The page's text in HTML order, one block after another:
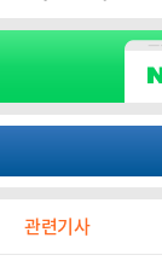
관련기사